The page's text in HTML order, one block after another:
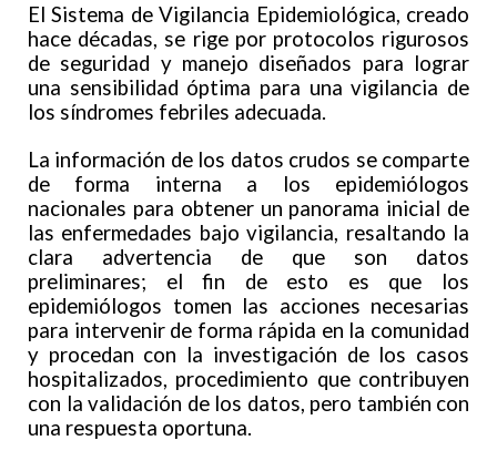
El Sistema de Vigilancia Epidemiológica, creado
hace décadas, se rige por protocolos rigurosos
de seguridad y manejo diseñados para lograr
una sensibilidad óptima para una vigilancia de
los síndromes febriles adecuada.
La información de los datos crudos se comparte
de forma interna a los epidemiólogos
nacionales para obtener un panorama inicial de
las enfermedades bajo vigilancia, resaltando la
clara advertencia de que son datos
preliminares; el fin de esto es que los
epidemiólogos tomen las acciones necesarias
para intervenir de forma rápida en la comunidad
y procedan con la investigación de los casos
hospitalizados, procedimiento que contribuyen
con la validación de los datos, pero también con
una respuesta oportuna.